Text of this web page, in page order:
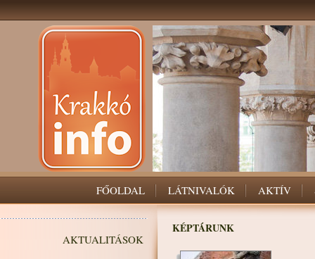
FŐOLDAL LÁTNIVALÓK AKTÍV
AKTUALITÁSOK
KÉPTÁRUNK